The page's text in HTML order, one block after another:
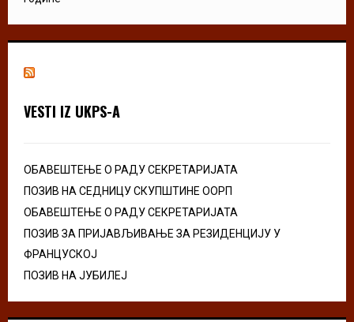
VESTI IZ UKPS-A
ОБАВЕШТЕЊЕ О РАДУ СЕКРЕТАРИЈАТА
ПОЗИВ НА СЕДНИЦУ СКУПШТИНЕ ООРП
ОБАВЕШТЕЊЕ О РАДУ СЕКРЕТАРИЈАТА
ПОЗИВ ЗА ПРИЈАВЉИВАЊЕ ЗА РЕЗИДЕНЦИЈУ У
ФРАНЦУСКОЈ
ПОЗИВ НА ЈУБИЛЕЈ